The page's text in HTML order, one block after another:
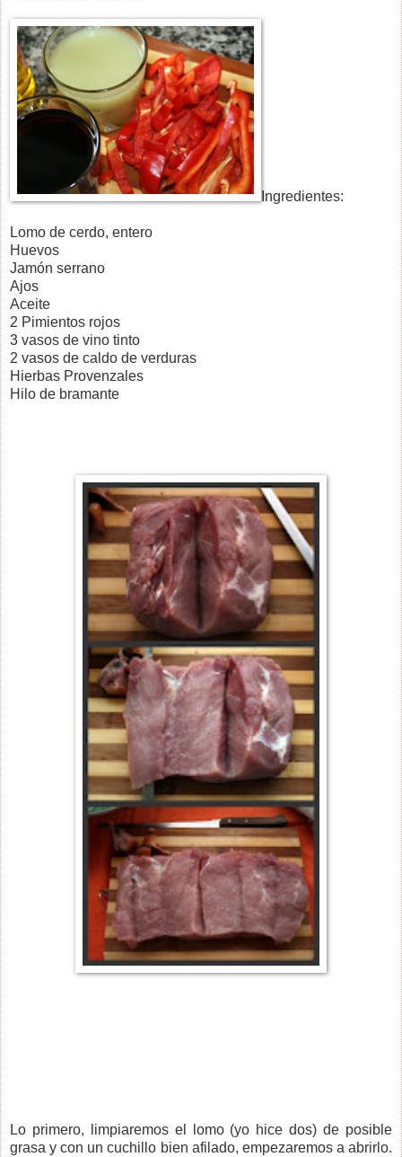
Ingredientes:
Lomo de cerdo, entero
Huevos
Jamón serrano
Ajos
Aceite
2 Pimientos rojos
3 vasos de vino tinto
2 vasos de caldo de verduras
Hierbas Provenzales
Hilo de bramante
Lo primero, limpiaremos el lomo (yo hice dos) de posible
grasa y con un cuchillo bien afilado, empezaremos a abrirlo.